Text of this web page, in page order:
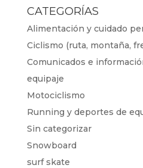
CATEGORÍAS
Alimentación y cuidado
Ciclismo (ruta, montaña,
Comunicados e
equipaje
Motociclismo
Running y deportes de
Sin categorizar
Snowboard
surf skate